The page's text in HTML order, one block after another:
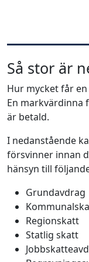
Så stor är
Hur mycket får
En markvärdinna
är betald.
I nedanstående
försvinner innan
hänsyn till
Grundavdrag
Regionskatt
Statlig skatt